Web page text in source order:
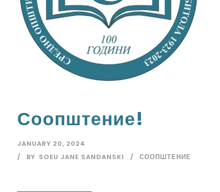
Соопштение!
JANUARY 20, 2024
BY SOEU JANE SANDANSKI СООПШТЕНИЕ